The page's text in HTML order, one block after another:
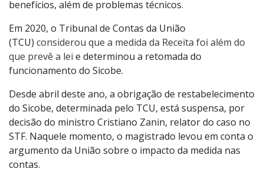
benefícios, além de problemas técnicos.
Em 2020, o Tribunal de Contas da União
(TCU) considerou que a medida da Receita foi além do
que prevê a lei e determinou a retomada do
funcionamento do Sicobe.
Desde abril deste ano, a obrigação de restabelecimento
do Sicobe, determinada pelo TCU, está suspensa, por
decisão do ministro Cristiano Zanin, relator do caso no
STF. Naquele momento, o magistrado levou em conta o
argumento da União sobre o impacto da medida nas
contas.